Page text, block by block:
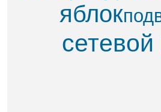
яблок​
сетевой